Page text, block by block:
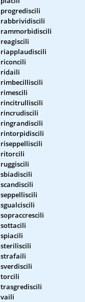
progrediscili
rabbrividiscili
rammorbidiscili
reagiscili
riapplaudiscili
riconcili
ridaili
rimbecilliscili
rimescili
rincitrulliscili
rincrudiscili
ringrandiscili
rintorpidiscili
riseppelliscili
ritorcili
ruggiscili
sbiadiscili
scandiscili
seppelliscili
sgualciscili
sopraccrescili
sottacili
spiacili
steriliscili
strafaili
sverdiscili
torcili
trasgrediscili
vaili